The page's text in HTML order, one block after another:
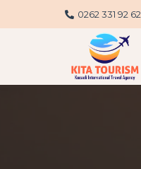
0262 331 92 62